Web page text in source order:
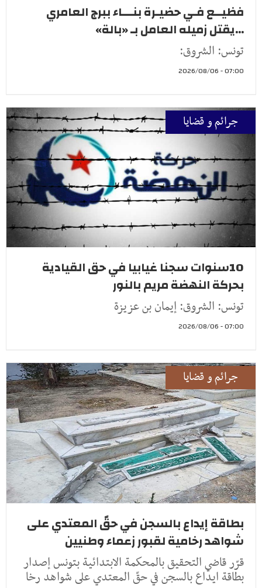
فظيــع فـي حضيـرة بنـــاء ببرج العامري
...يقتل زميله العامل بـ «بالة»
تونس: الشروق:
07:00 - 2026/08/06
جرائم و قضايا
10سنوات سجنا غيابيا في حق القيادية
بحركة النهضة مريم بالنور
تونس: الشروق: إيمان بن عزيزة
07:00 - 2026/08/06
جرائم و قضايا
بطاقة إيداع بالسجن في حقّ المعتدي على
شواهد رخامية لقبور زعماء وطنيين
قرّر قاضي التحقيق بالمحكمة الابتدائية بتونس إصدار
بطاقة ايداع بالسجن في حقّ المعتدي على شواهد رخا